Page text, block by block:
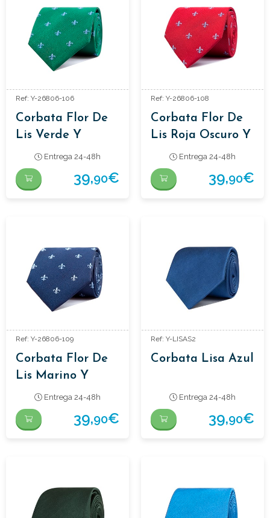
Ref: Y-26806-106
Corbata Flor De
Lis Verde Y
CelesteEntrega 24-48h
39,90€
Ref: Y-26806-108
Corbata Flor De
Lis Roja Oscuro Y
CelesteEntrega 24-48h
39,90€
Ref: Y-26806-109
Corbata Flor De
Lis Marino Y
CelesteEntrega 24-48h
39,90€
Ref: Y-LISAS2
Corbata Lisa Azul
Entrega 24-48h
39,90€